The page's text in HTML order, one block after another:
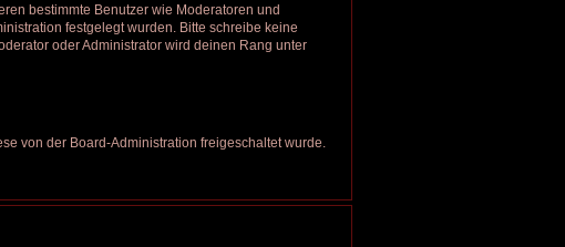
bestimmte Benutzer wie Moderatoren und
festgelegt wurden. Bitte schreibe keine
oder Administrator wird deinen Rang unter
von der Board-Administration freigeschaltet wurde.